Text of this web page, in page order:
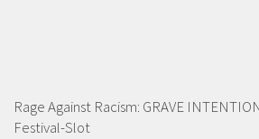
Rage Against Racism: GRAVE
Festival-Slot